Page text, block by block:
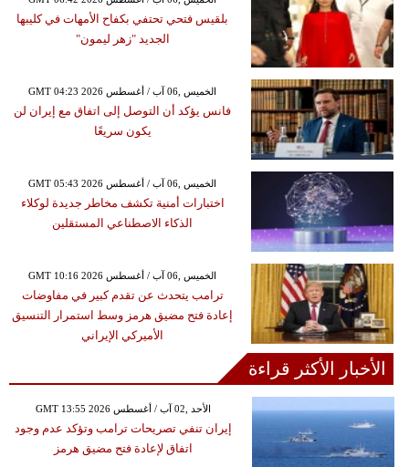
بلقيس فتحي تحتفي بكفاح الأمهات في كليبها
الجديد "زهر ليمون"
GMT 04:23 2026 الخميس ,06 آب / أغسطس
فانس يؤكد أن التوصل إلى اتفاق مع إيران لن
يكون سريعًا
GMT 05:43 2026 الخميس ,06 آب / أغسطس
اختبارات أمنية تكشف مخاطر جديدة لوكلاء
الذكاء الاصطناعي المستقلين
GMT 10:16 2026 الخميس ,06 آب / أغسطس
ترامب يتحدث عن تقدم كبير في مفاوضات
إعادة فتح مضيق هرمز وسط استمرار التنسيق
الأميركي الإيراني
الأخبار الأكثر قراءة
GMT 13:55 2026 الأحد ,02 آب / أغسطس
إيران تنفي تصريحات ترامب وتؤكد عدم وجود
اتفاق لإعادة فتح مضيق هرمز